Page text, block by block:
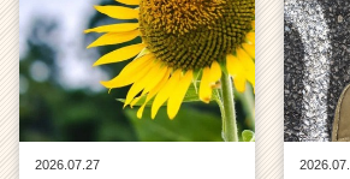
2026.07.27